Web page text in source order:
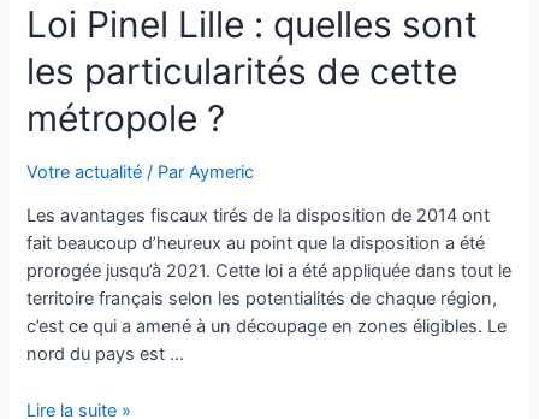
jacuzzi
gonflable ?
Loi Pinel Lille : quelles sont
les particularités de cette
métropole ?
Votre actualité / ParAymeric
Les avantages fiscaux tirés de la disposition de 2014 ont
fait beaucoup d’heureux au point que la disposition a été
prorogée jusqu’à 2021. Cette loi a été appliquée dans tout le
territoire français selon les potentialités de chaque région,
c’est ce qui a amené à un découpage en zones éligibles. Le
nord du pays est …
Loi
Lire la suite »